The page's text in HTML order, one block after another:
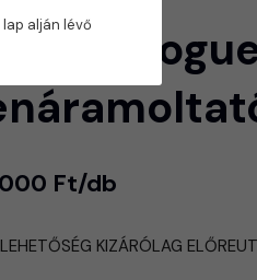
Jet
Ft/db
KIZÁRÓLAG
alján lévő